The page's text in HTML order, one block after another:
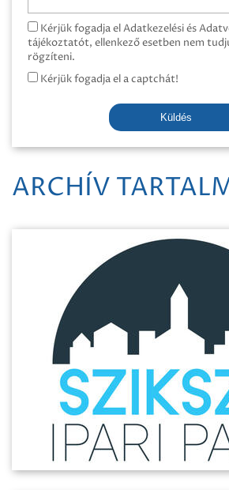
Kérjük fogadja el Adatkezelési és
tájékoztatót, ellenkező esetben nem
rögzíteni.
Kérjük fogadja el a captchát!
Küldés
ARCHÍV